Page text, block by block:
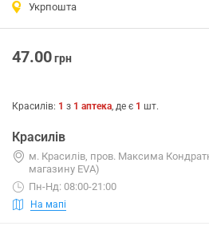
Укрпошта
47.00грн
Красилів: 1 з 1 аптека, де є 1 шт.
Красилів
м. Красилів, пров. Максима
магазину EVA)
Пн-Нд: 08:00-21:00
На мапі